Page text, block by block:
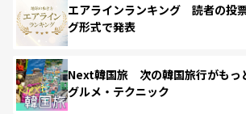
エアラインランキング 読者の投
グ形式で発表
Next韓国旅 次の韓国旅行がもっ
グルメ・テクニック